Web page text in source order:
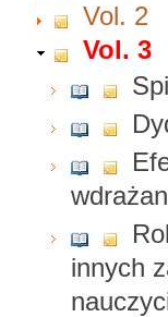
Vol. 2
Vol. 3
innych